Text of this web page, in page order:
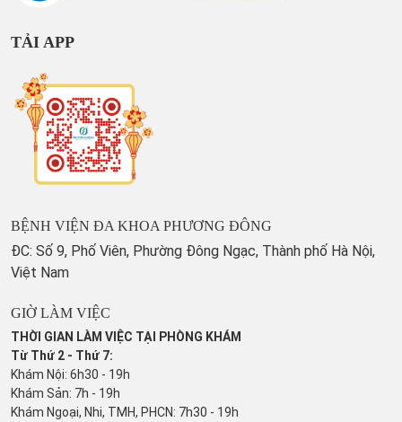
TẢI APP
BỆNH VIỆN ĐA KHOA PHƯƠNG ĐÔNG
ĐC: Số 9, Phố Viên, Phường Đông Ngạc, Thành phố Hà Nội,
Việt Nam
GIỜ LÀM VIỆC
THỜI GIAN LÀM VIỆC TẠI PHÒNG KHÁM
Từ Thứ 2 - Thứ 7:
Khám Nội: 6h30 - 19h
Khám Sản: 7h - 19h
Khám Ngoại, Nhi, TMH, PHCN: 7h30 - 19h